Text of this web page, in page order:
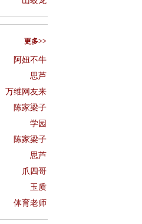
更多>>
阿妞不牛
思芦
万维网友来
陈家梁子
学园
陈家梁子
思芦
爪四哥
玉质
体育老师